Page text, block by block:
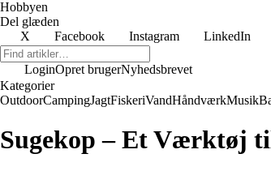
Hobbyen
Del glæden
X
Facebook Instagram LinkedIn
LoginOpret brugerNyhedsbrevet
Kategorier
OutdoorCampingJagtFiskeriVandHåndværkMusik
Sugekop – Et Værktøj